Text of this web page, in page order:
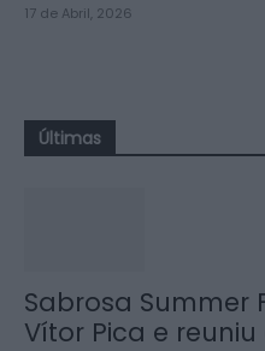
17 de Abril, 2026
Últimas
Sabrosa Summer
Vítor Pica e